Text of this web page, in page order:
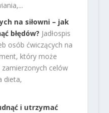
na siłowni – jak
błędów? Jadłospis
osób ćwiczących na
który może
celów
dieta,
i utrzymać